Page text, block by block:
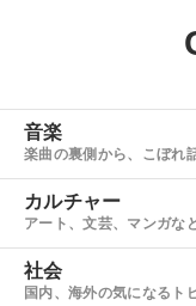
音楽
楽曲の裏側から、こぼれ
カルチャー
アート、文芸、マンガな
社会
国内、海外の気になるト